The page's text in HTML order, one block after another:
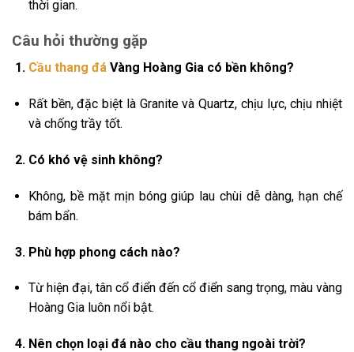
thời gian.
Câu hỏi thường gặp
Cầu thang đáVàng Hoàng Gia có bền không?
Rất bền, đặc biệt là Granite và Quartz, chịu lực, chịu nhiệt
và chống trầy tốt.
Có khó vệ sinh không?
Không, bề mặt mịn bóng giúp lau chùi dễ dàng, hạn chế
bám bẩn.
Phù hợp phong cách nào?
Từ hiện đại, tân cổ điển đến cổ điển sang trọng, màu vàng
Hoàng Gia luôn nổi bật.
Nên chọn loại đá nào cho cầu thang ngoài trời?